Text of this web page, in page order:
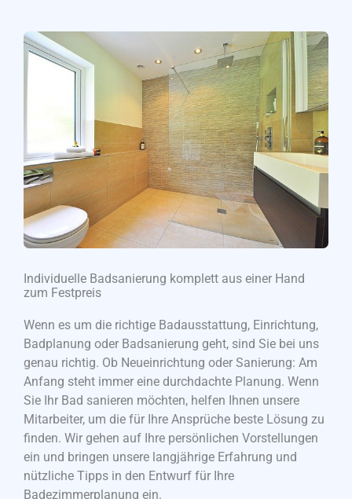
Individuelle Badsanierung komplett aus einer Hand
zum Festpreis
Wenn es um die richtige Badausstattung, Einrichtung,
Badplanung oder Badsanierung geht, sind Sie bei uns
genau richtig. Ob Neueinrichtung oder Sanierung: Am
Anfang steht immer eine durchdachte Planung. Wenn
Sie Ihr Bad sanieren möchten, helfen Ihnen unsere
Mitarbeiter, um die für Ihre Ansprüche beste Lösung zu
finden. Wir gehen auf Ihre persönlichen Vorstellungen
ein und bringen unsere langjährige Erfahrung und
nützliche Tipps in den Entwurf für Ihre
Badezimmerplanung ein.